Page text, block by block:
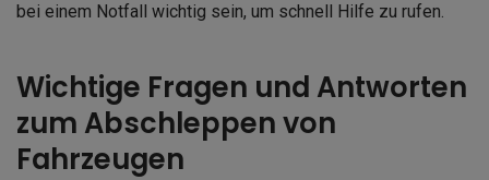
bei einem Notfall wichtig sein, um schnell Hilfe zu rufen.
Wichtige Fragen und Antworten
zum Abschleppen von
Fahrzeugen